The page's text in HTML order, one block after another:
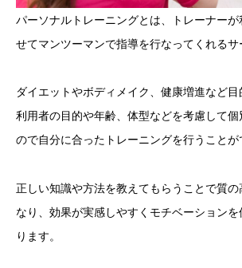
パーソナルトレーニングとは、トレーナー
せてマンツーマンで指導を行なってくれるサ
ダイエットやボディメイク、健康増進など目
利用者の目的や年齢、体型などを考慮して
ので自分に合ったトレーニングを行うことが
正しい知識や方法を教えてもらうことで質の
なり、効果が実感しやすくモチベーション
ります。